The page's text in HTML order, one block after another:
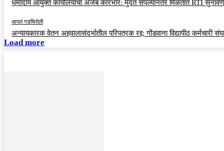
धर्मादाय आयुक्त कार्यालयाचा अजब कारभार: मुदत संपल्यानंतर मिळतात RTI
आपलं गडचिरोली
अन्यायकारक वेतन अहवालासंदर्भातील परिपत्रक रद्द; गोंडवाना विद्यापीठ
Load more